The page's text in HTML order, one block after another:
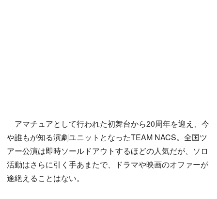
アマチュアとして行われた初舞台から20周年を迎え、今
や誰もが知る演劇ユニットとなったTEAM NACS。全国ツ
アー公演は即時ソールドアウトするほどの人気だが、ソロ
活動はさらに引く手あまたで、ドラマや映画のオファーが
途絶えることはない。